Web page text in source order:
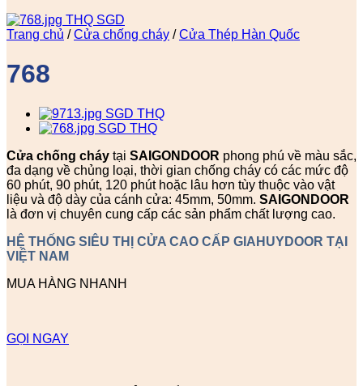
Trang chủ / Cửa chống cháy / Cửa Thép Hàn Quốc
768
Cửa chống cháy tại SAIGONDOOR phong phú về màu sắc,
đa dạng về chủng loại, thời gian chống cháy có các mức độ
60 phút, 90 phút, 120 phút hoặc lâu hơn tùy thuộc vào vật
liệu và độ dày của cánh cửa: 45mm, 50mm. SAIGONDOOR
là đơn vị chuyên cung cấp các sản phẩm chất lượng cao.
HỆ THỐNG SIÊU THỊ CỬA CAO CẤP GIAHUYDOOR TẠI
VIỆT NAM
MUA HÀNG NHANH
GỌI NGAY